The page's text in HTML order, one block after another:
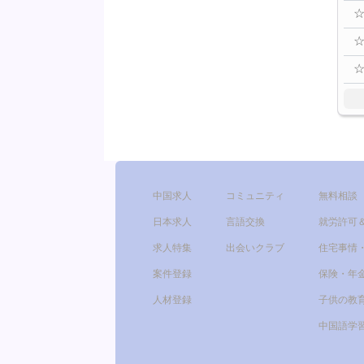
中国求人
日本求人
求人特集
案件登録
人材登録
コミュニティ
言語交換
出会いクラブ
無料相談
就労許可
住宅事情
保険・年
子供の教
中国語学